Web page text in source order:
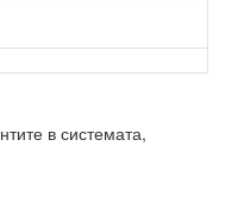
в системата,